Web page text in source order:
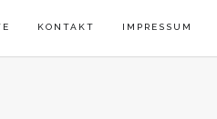
KONTAKT IMPRESSUM